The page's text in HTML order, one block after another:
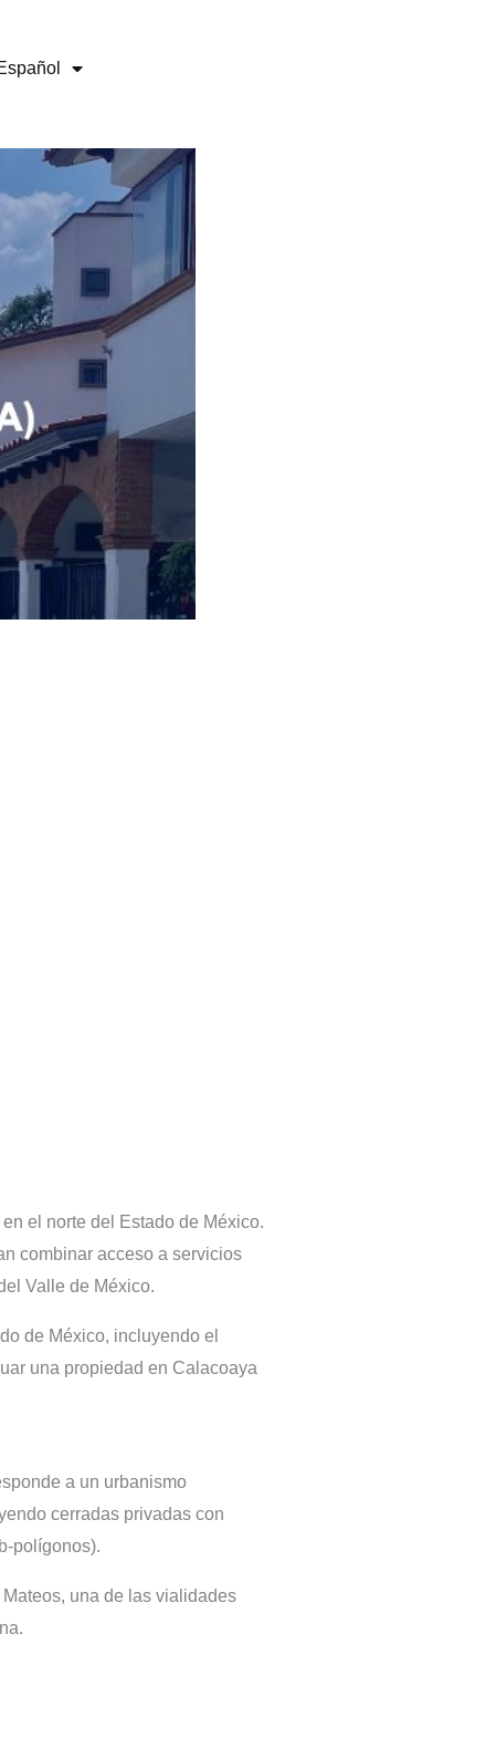
el norte del Estado de México.
combinar acceso a servicios
Valle de México.
de México, incluyendo el
una propiedad en Calacoaya
a un urbanismo
cerradas privadas con
polígonos).
una de las vialidades